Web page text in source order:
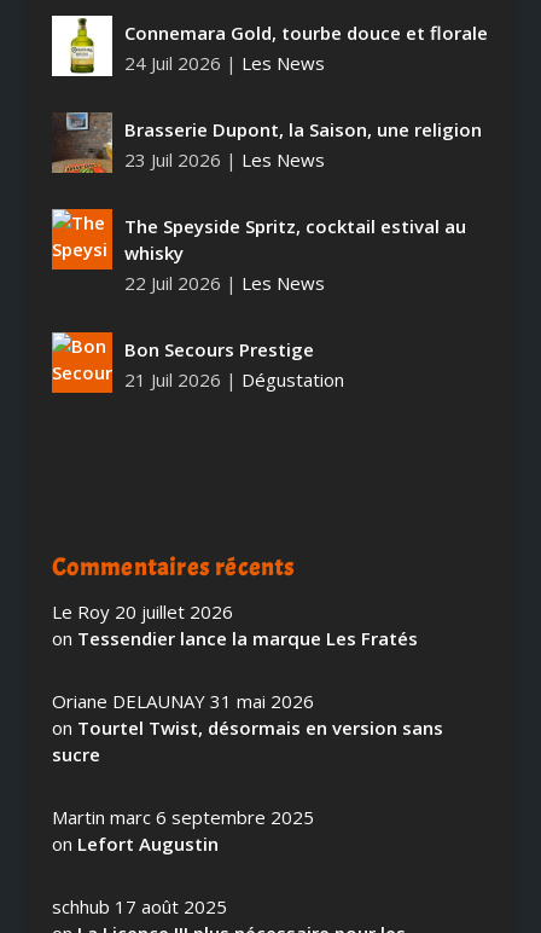
Connemara Gold, tourbe douce et florale
24 Juil 2026 | Les News
Brasserie Dupont, la Saison, une religion
23 Juil 2026 | Les News
The Speyside Spritz, cocktail estival au
whisky
22 Juil 2026 | Les News
Bon Secours Prestige
21 Juil 2026 | Dégustation
Commentaires récents
Le Roy 20 juillet 2026
on Tessendier lance la marque Les Fratés
Oriane DELAUNAY 31 mai 2026
on Tourtel Twist, désormais en version sans
sucre
Martin marc 6 septembre 2025
on Lefort Augustin
schhub 17 août 2025